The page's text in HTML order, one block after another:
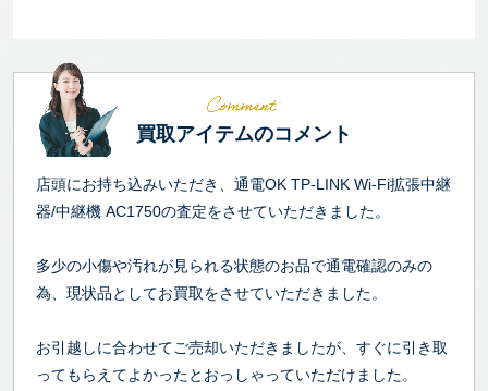
買取アイテムのコメント
店頭にお持ち込みいただき、通電OK TP-LINK Wi-Fi拡張中継
器/中継機 AC1750の査定をさせていただきました。
多少の小傷や汚れが見られる状態のお品で通電確認のみの
為、現状品としてお買取をさせていただきました。
お引越しに合わせてご売却いただきましたが、すぐに引き取
ってもらえてよかったとおっしゃっていただけました。